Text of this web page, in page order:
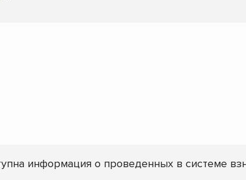
информация о проведенных в системе